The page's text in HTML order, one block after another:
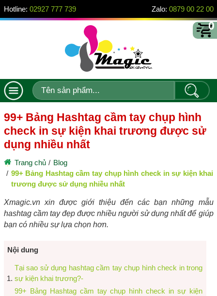
99+ Bảng Hashtag cầm tay chụp hình
check in sự kiện khai trương được sử
dụng nhiều nhất
Trang chủ
Blog
99+ Bảng Hashtag cầm tay chụp hình check in sự kiện khai
trương được sử dụng nhiều nhất
Xmagic.vn xin được giới thiệu đến các bạn những mẫu
hashtag cầm tay đẹp được nhiều người sử dụng nhất để giúp
bạn có nhiều sự lựa chọn hơn.
Nội dung
Tại sao sử dụng hashtag cầm tay chụp hình check in trong
sự kiện khai trương?-
99+ Bảng Hashtag cầm tay chụp hình check in sự kiện
Hotline: 02927 777 739 Zalo: 0879 00 22 00
0